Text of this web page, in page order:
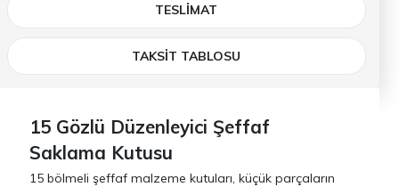
TESLIMAT
TAKSİT TABLOSU
15 Gözlü Düzenleyici Şeffaf
Saklama Kutusu
15 bölmeli şeffaf malzeme kutuları, küçük parçaların